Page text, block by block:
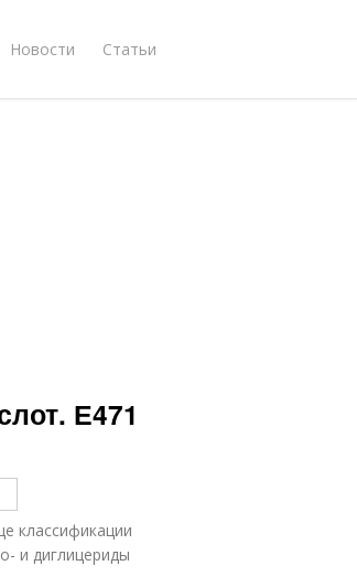
Новости Статьи
Е471
классификации
и диглицериды